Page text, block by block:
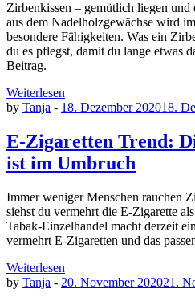
Zirbenkissen – gemütlich liegen und
aus dem Nadelholzgewächse wird
besondere Fähigkeiten. Was ein
du es pflegst, damit du lange etwas
Beitrag.
Weiterlesen
by Tanja - 18. Dezember 202018.
E-Zigaretten Trend:
ist im Umbruch
Immer weniger Menschen rauchen
siehst du vermehrt die E-Zigarette
Tabak-Einzelhandel macht derzeit
vermehrt E-Zigaretten und das
Weiterlesen
by Tanja - 20. November 202021.